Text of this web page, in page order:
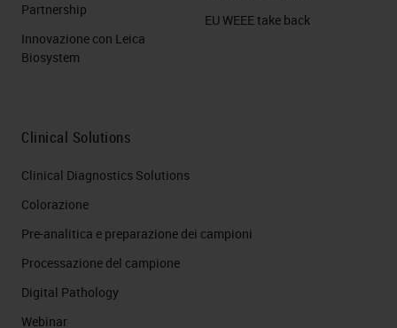
Partnership
Innovazione con Leica
Biosystem
EU WEEE take back
Clinical Solutions
Clinical Diagnostics Solutions
Colorazione
Pre-analitica e preparazione dei campioni
Processazione del campione
Digital Pathology
Webinar